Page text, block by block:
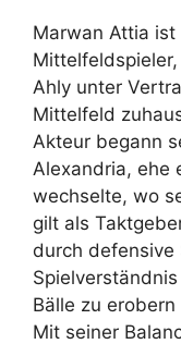
Marwan Attia
Ahly unter
Mittelfeld
Akteur begann
Alexandria, ehe
wechselte, wo
gilt als
durch
Bälle zu
Mit seiner